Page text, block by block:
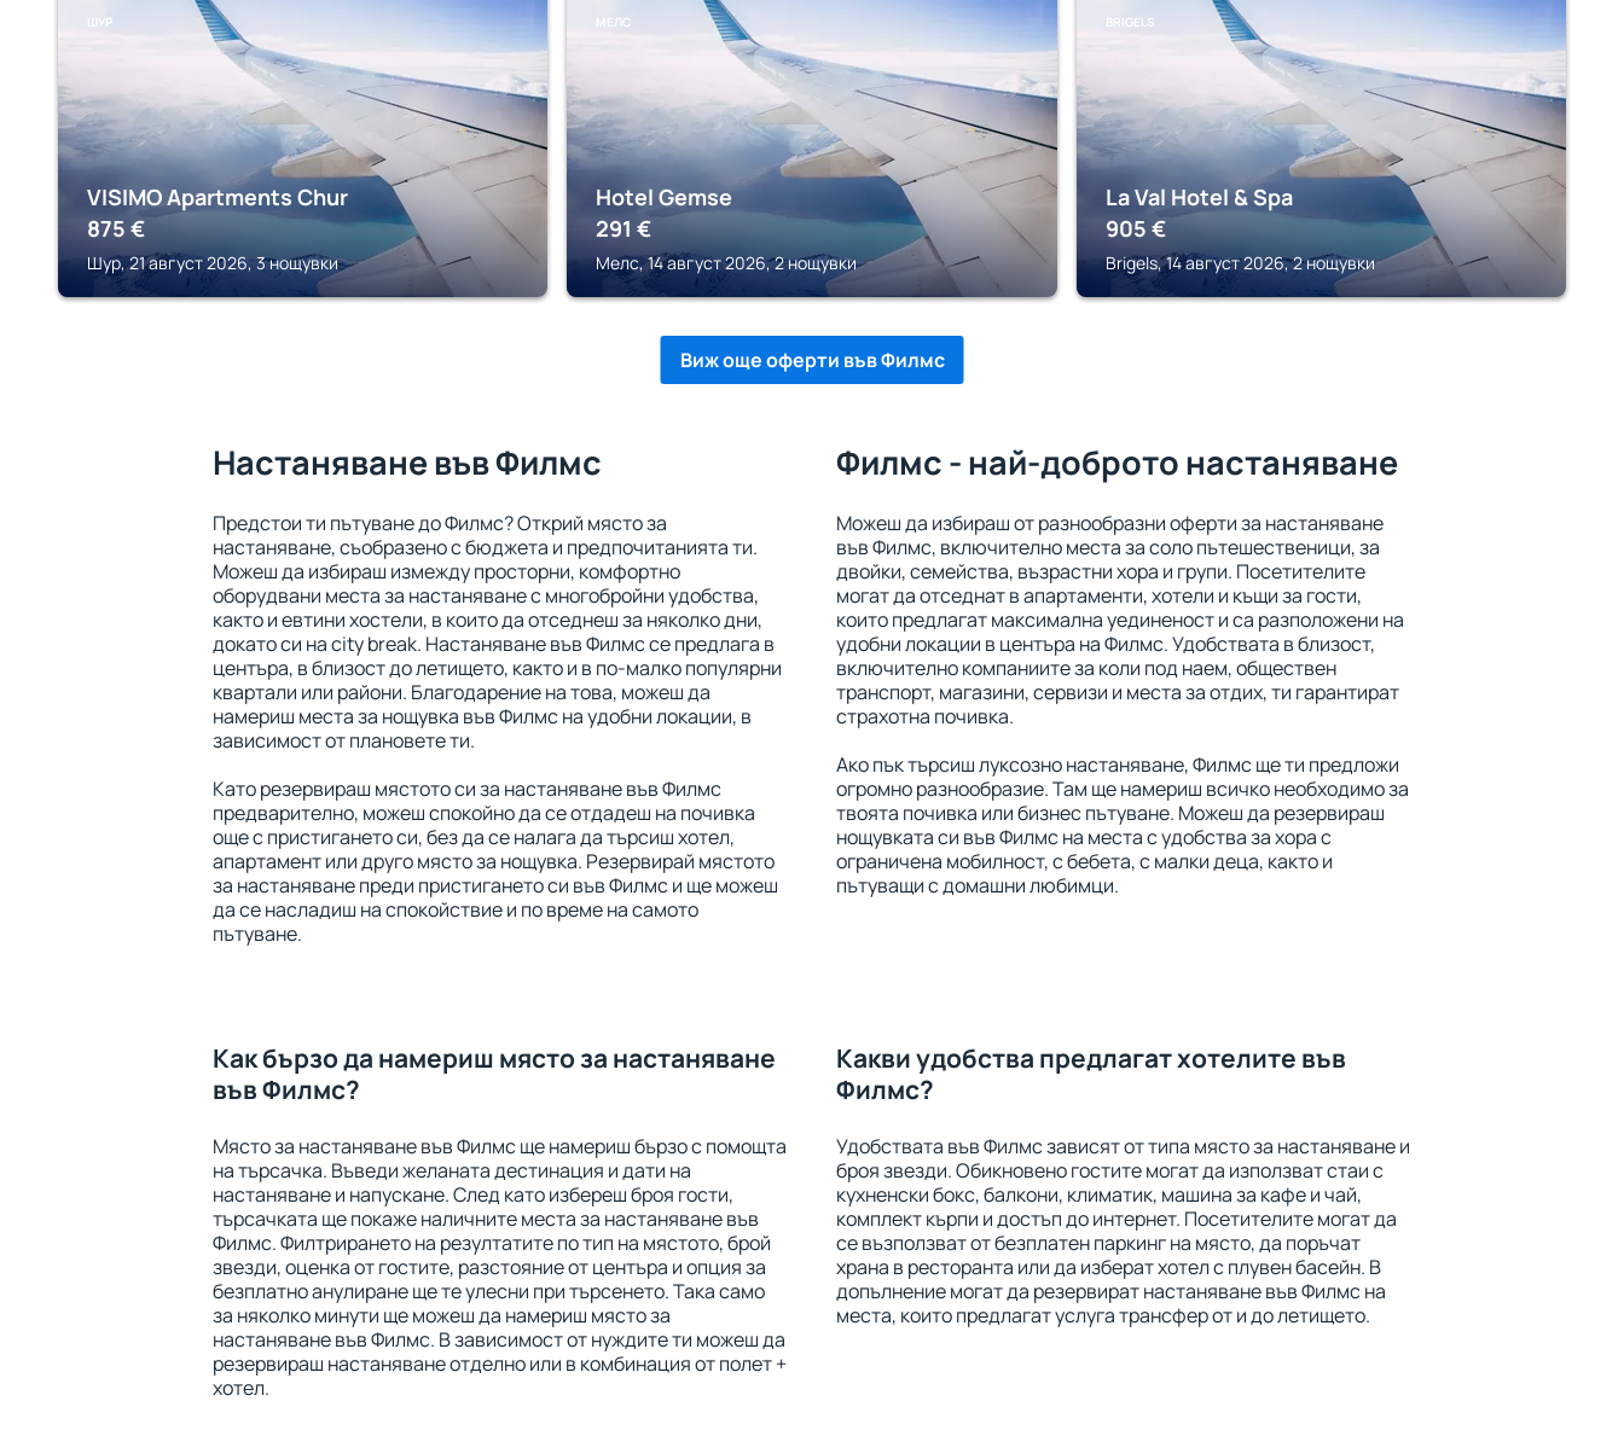
ШУР
VISIMO Apartments Chur
875 €
Шур, 21 август 2026, 3 нощувки
МЕЛС
Hotel Gemse
291 €
Мелс, 14 август 2026, 2 нощувки
BRIGELS
La Val Hotel & Spa
905 €
Brigels, 14 август 2026, 2 нощувки
Виж още оферти във Филмс
Настаняване във Филмс
Предстои ти пътуване до Филмс? Открий място за
настаняване, съобразено с бюджета и предпочитанията ти.
Можеш да избираш измежду просторни, комфортно
оборудвани места за настаняване с многобройни удобства,
както и евтини хостели, в които да отседнеш за няколко дни,
докато си на city break. Настаняване във Филмс се предлага в
центъра, в близост до летището, както и в по-малко популярни
квартали или райони. Благодарение на това, можеш да
намериш места за нощувка във Филмс на удобни локации, в
зависимост от плановете ти.
Като резервираш мястото си за настаняване във Филмс
предварително, можеш спокойно да се отдадеш на почивка
още с пристигането си, без да се налага да търсиш хотел,
апартамент или друго място за нощувка. Резервирай мястото
за настаняване преди пристигането си във Филмс и ще можеш
да се насладиш на спокойствие и по време на самото
пътуване.
Филмс - най-доброто настаняване
Можеш да избираш от разнообразни оферти за настаняване
във Филмс, включително места за соло пътешественици, за
двойки, семейства, възрастни хора и групи. Посетителите
могат да отседнат в апартаменти, хотели и къщи за гости,
които предлагат максимална уединеност и са разположени на
удобни локации в центъра на Филмс. Удобствата в близост,
включително компаниите за коли под наем, обществен
транспорт, магазини, сервизи и места за отдих, ти гарантират
страхотна почивка.
Ако пък търсиш луксозно настаняване, Филмс ще ти предложи
огромно разнообразие. Там ще намериш всичко необходимо за
твоята почивка или бизнес пътуване. Можеш да резервираш
нощувката си във Филмс на места с удобства за хора с
ограничена мобилност, с бебета, с малки деца, както и
пътуващи с домашни любимци.
Как бързо да намериш място за настаняване
във Филмс?
Място за настаняване във Филмс ще намериш бързо с помощта
на търсачка. Въведи желаната дестинация и дати на
настаняване и напускане. След като избереш броя гости,
търсачката ще покаже наличните места за настаняване във
Филмс. Филтрирането на резултатите по тип на мястото, брой
звезди, оценка от гостите, разстояние от центъра и опция за
безплатно анулиране ще те улесни при търсенето. Така само
за няколко минути ще можеш да намериш място за
настаняване във Филмс. В зависимост от нуждите ти можеш да
резервираш настаняване отделно или в комбинация от полет +
хотел.
Какви удобства предлагат хотелите във
Филмс?
Удобствата във Филмс зависят от типа място за настаняване и
броя звезди. Обикновено гостите могат да използват стаи с
кухненски бокс, балкони, климатик, машина за кафе и чай,
комплект кърпи и достъп до интернет. Посетителите могат да
се възползват от безплатен паркинг на място, да поръчат
храна в ресторанта или да изберат хотел с плувен басейн. В
допълнение могат да резервират настаняване във Филмс на
места, които предлагат услуга трансфер от и до летището.